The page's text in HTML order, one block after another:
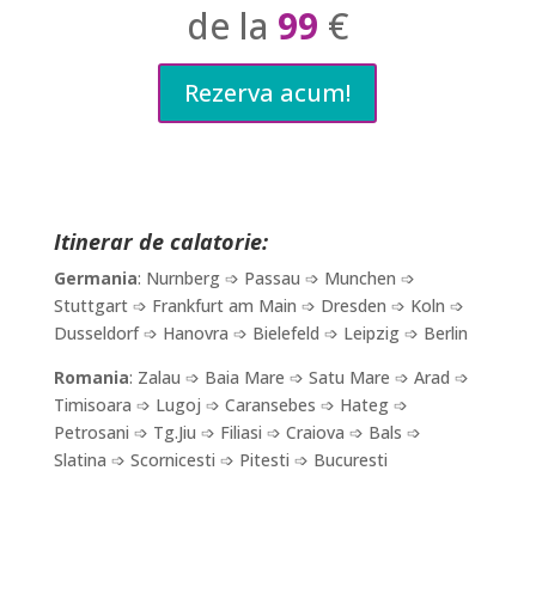
de la 99 €
Rezerva acum!
Itinerar de calatorie:
Germania: Nurnberg ➩ Passau ➩ Munchen ➩
Stuttgart ➩ Frankfurt am Main ➩ Dresden ➩ Koln ➩
Dusseldorf ➩ Hanovra ➩ Bielefeld ➩ Leipzig ➩ Berlin
Romania: Zalau ➩ Baia Mare ➩ Satu Mare ➩ Arad ➩
Timisoara ➩ Lugoj ➩ Caransebes ➩ Hateg ➩
Petrosani ➩ Tg.Jiu ➩ Filiasi ➩ Craiova ➩ Bals ➩
Slatina ➩ Scornicesti ➩ Pitesti ➩ Bucuresti